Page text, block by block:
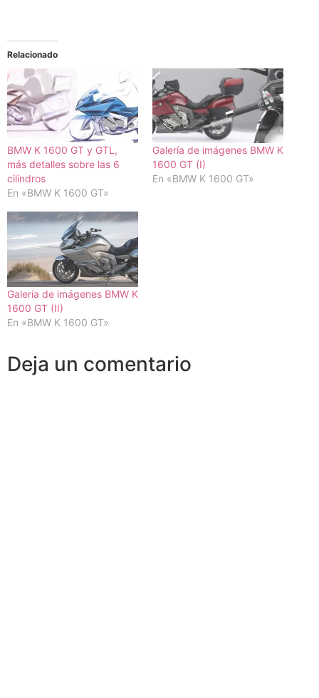
Relacionado
BMW K 1600 GT y GTL,
más detalles sobre las 6
cilindros
En «BMW K 1600 GT»
Galería de imágenes BMW K
1600 GT (I)
En «BMW K 1600 GT»
Galería de imágenes BMW K
1600 GT (II)
En «BMW K 1600 GT»
Deja un comentario